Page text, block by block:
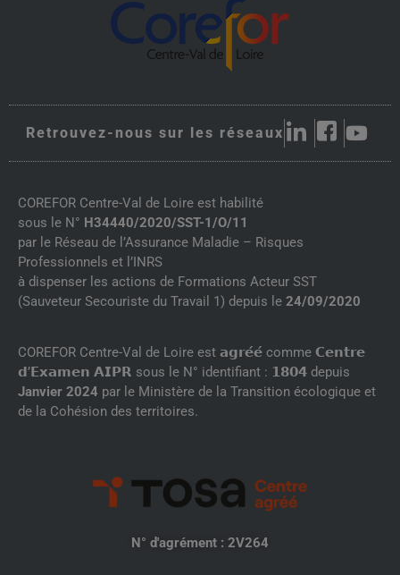
Retrouvez-nous sur les réseaux
COREFOR Centre-Val de Loire est habilité
sous le N° H34440/2020/SST-1/O/11
par le Réseau de l’Assurance Maladie – Risques
Professionnels et l’INRS
à dispenser les actions de Formations Acteur SST
(Sauveteur Secouriste du Travail 1) depuis le 24/09/2020
COREFOR Centre-Val de Loire est 𝗮𝗴𝗿𝗲́𝗲́ comme 𝗖𝗲𝗻𝘁𝗿𝗲
𝗱’𝗘𝘅𝗮𝗺𝗲𝗻 𝗔𝗜𝗣𝗥 sous le N° identifiant : 𝟭𝟴𝟬𝟰 depuis
Janvier 2024 par le Ministère de la Transition écologique et
de la Cohésion des territoires.
N° d'agrément : 2V264